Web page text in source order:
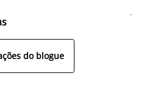
do blogue